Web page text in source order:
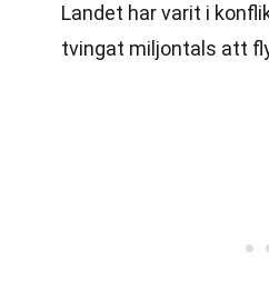
Landet har varit i
tvingat miljontals att